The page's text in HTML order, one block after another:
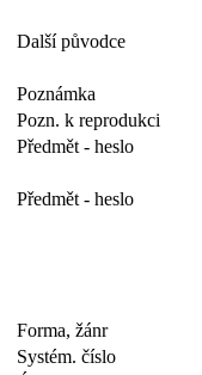
Další původce
Poznámka
Pozn. k reprodukci
Předmět - heslo
Předmět - heslo
Forma, žánr
Systém. číslo